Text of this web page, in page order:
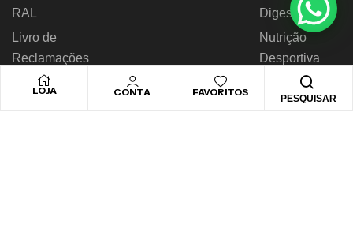
LOJA CONTA FAVORITOS
PESQUISAR
RAL
Livro de
Reclamações
Digestiva
Nutrição
Desportiva